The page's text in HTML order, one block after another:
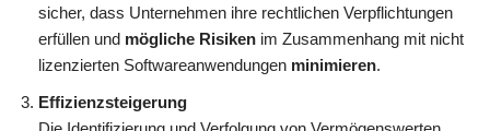
sicher, dass Unternehmen ihre rechtlichen Verpflichtungen
erfüllen und mögliche Risiken im Zusammenhang mit nicht
lizenzierten Softwareanwendungen minimieren.
Effizienzsteigerung